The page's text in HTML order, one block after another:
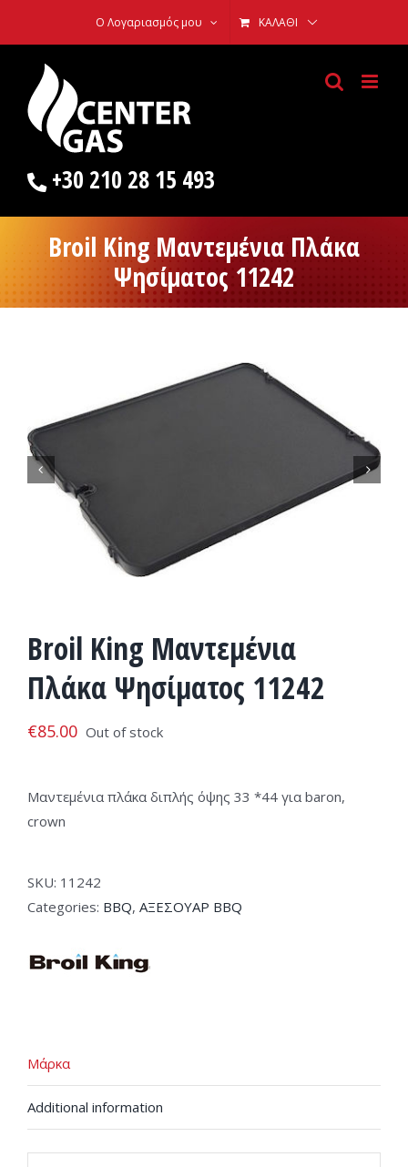
content
Ο Λογαριασμός μου ΚΑΛΆΘΙ
+30 210 28 15 493
Broil King Μαντεμένια Πλάκα
Ψησίματος 11242
 
Broil King Μαντεμένια
Πλάκα Ψησίματος 11242
€85.00 Out of stock
Μαντεμένια πλάκα διπλής όψης 33 *44 για baron,
crown
SKU: 11242
Categories: BBQ, ΑΞΕΣΟΥΑΡ BBQ
Μάρκα
Additional information